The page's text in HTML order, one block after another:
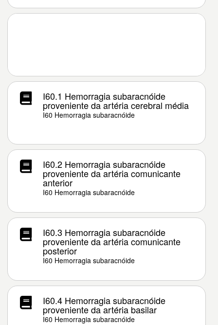
I60.1 Hemorragia subaracnóide
proveniente da artéria cerebral média
I60 Hemorragia subaracnóide
I60.2 Hemorragia subaracnóide
proveniente da artéria comunicante
anterior
I60 Hemorragia subaracnóide
I60.3 Hemorragia subaracnóide
proveniente da artéria comunicante
posterior
I60 Hemorragia subaracnóide
I60.4 Hemorragia subaracnóide
proveniente da artéria basilar
I60 Hemorragia subaracnóide